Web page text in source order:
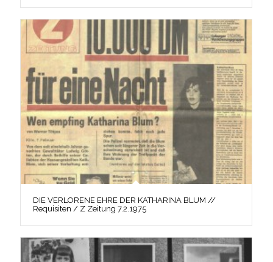
DIE VERLORENE EHRE DER KATHARINA BLUM //
Requisiten / Z Zeitung 7.2.1975